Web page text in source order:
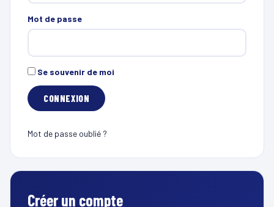
Mot de passe
Se souvenir de moi
Mot de passe oublié ?
Créer un compte